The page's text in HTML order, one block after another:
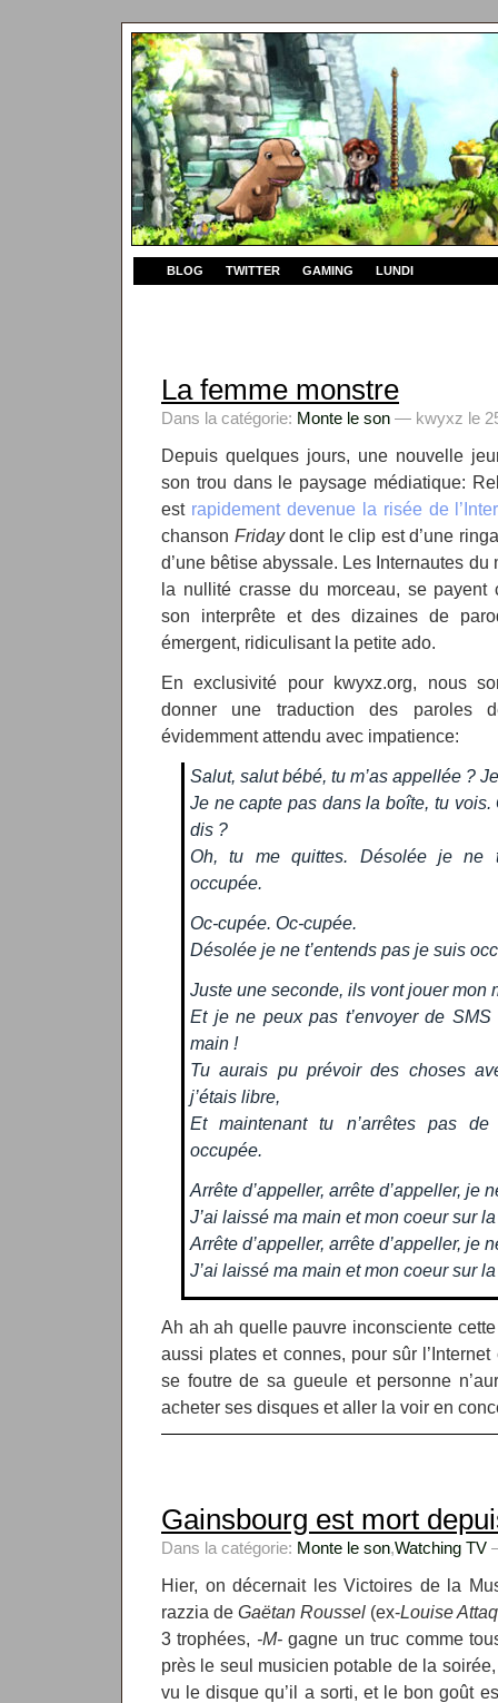
BLOG TWITTER GAMING LUNDI
La femme monstre
Dans la catégorie: Monte le son — kwyxz le
Depuis quelques jours, une nouvelle
son trou dans le paysage médiatique:
est rapidement devenue la risée de
chanson Fridaydont le clip est d’une
d’une bêtise abyssale. Les Internautes du
la nullité crasse du morceau, se payent
son interprête et des dizaines de
émergent, ridiculisant la petite ado.
En exclusivité pour kwyxz.org, nous
donner une traduction des paroles
évidemment attendu avec impatience:
Salut, salut bébé, tu m’as appellée ?
Je ne capte pas dans la boîte, tu vois.
dis ?
Oh, tu me quittes. Désolée je ne
occupée.
Oc-cupée. Oc-cupée.
Désolée je ne t’entends pas je suis
Juste une seconde, ils vont jouer mon
Et je ne peux pas t’envoyer de
main !
Tu aurais pu prévoir des choses
j’étais libre,
Et maintenant tu n’arrêtes pas
occupée.
Arrête d’appeller, arrête d’appeller, je
J’ai laissé ma main et mon coeur sur
Arrête d’appeller, arrête d’appeller, je
J’ai laissé ma main et mon coeur sur
Ah ah ah quelle pauvre inconsciente
aussi plates et connes, pour sûr
se foutre de sa gueule et personne
acheter ses disques et aller la voir en
Gainsbourg est mort
Dans la catégorie: Monte le son,Watching TV
Hier, on décernait les Victoires de la
razzia de Gaëtan Roussel (ex-Louise
3 trophées, -M-gagne un truc comme
près le seul musicien potable de la
vu le disque qu’il a sorti, et le bon goût